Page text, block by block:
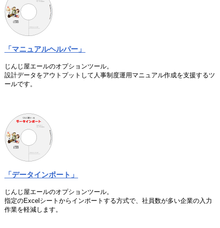
「マニュアルヘルパー」
じんじ屋エールのオプションツール。
設計データをアウトプットして人事制度運用マニュアル作成を支援するツ
ールです。
「データインポート」
じんじ屋エールのオプションツール。
指定のExcelシートからインポートする方式で、社員数が多い企業の入力
作業を軽減します。